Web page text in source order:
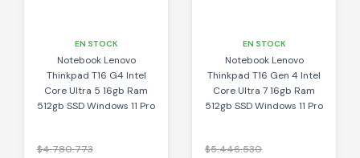
EN STOCK
Notebook Lenovo
Thinkpad T16 G4 Intel
Core Ultra 5 16gb Ram
512gb SSD Windows 11 Pro
$4.780.773
EN STOCK
Notebook Lenovo
Thinkpad T16 Gen 4 Intel
Core Ultra 7 16gb Ram
512gb SSD Windows 11 Pro
$5.446.530